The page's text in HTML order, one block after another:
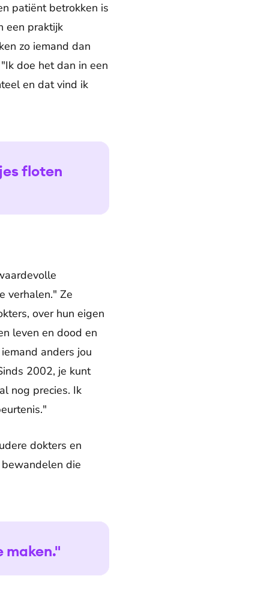
patiënt betrokken is
een praktijk
zo iemand dan
doe het dan in een
en dat vind ik
floten
verhalen." Ze
over hun eigen
leven en dood en
anders jou
2002, je kunt
nog precies. Ik
dokters en
die
maken."